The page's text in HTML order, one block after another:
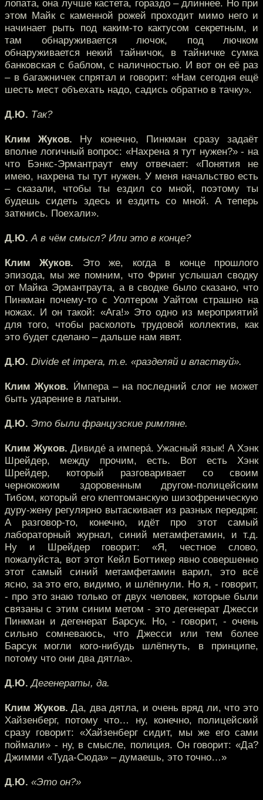
лопата, она лучше кастета, гораздо – длиннее. Но при
этом Майк с каменной рожей проходит мимо него и
начинает рыть под каким-то кактусом секретным, и
там обнаруживается лючок, под лючком
обнаруживается некий тайничок, в тайничке сумка
банковская с баблом, с наличностью. И вот он её раз
– в багажничек спрятал и говорит: «Нам сегодня ещё
шесть мест объехать надо, садись обратно в тачку».
Д.Ю. Так?
Клим Жуков. Ну конечно, Пинкман сразу задаёт
вполне логичный вопрос: «Нахрена я тут нужен?» - на
что Бэнкс-Эрмантраут ему отвечает: «Понятия не
имею, нахрена ты тут нужен. У меня начальство есть
– сказали, чтобы ты ездил со мной, поэтому ты
будешь сидеть здесь и ездить со мной. А теперь
заткнись. Поехали».
Д.Ю. А в чём смысл? Или это в конце?
Клим Жуков. Это же, когда в конце прошлого
эпизода, мы же помним, что Фринг услышал сводку
от Майка Эрмантраута, а в сводке было сказано, что
Пинкман почему-то с Уолтером Уайтом страшно на
ножах. И он такой: «Ага!» Это одно из мероприятий
для того, чтобы расколоть трудовой коллектив, как
это будет сделано – дальше нам явят.
Д.Ю. Divide et impera, т.е. «разделяй и властвуй».
Клим Жуков. И́мпера – на последний слог не может
быть ударение в латыни.
Д.Ю. Это были французские римляне.
Клим Жуков. Дивиде́ а импера́. Ужасный язык! А Хэнк
Шрейдер, между прочим, есть. Вот есть Хэнк
Шрейдер, который разговаривает со своим
чернокожим здоровенным другом-полицейским
Тибом, который его клептоманскую шизофреническую
дуру-жену регулярно вытаскивает из разных передряг.
А разговор-то, конечно, идёт про этот самый
лабораторный журнал, синий метамфетамин, и т.д.
Ну и Шрейдер говорит: «Я, честное слово,
пожалуйста, вот этот Кейл Боттикер явно совершенно
этот самый синий метамфетамин варил, это всё
ясно, за это его, видимо, и шлёпнули. Но я, - говорит,
- про это знаю только от двух человек, которые были
связаны с этим синим метом - это дегенерат Джесси
Пинкман и дегенерат Барсук. Но, - говорит, - очень
сильно сомневаюсь, что Джесси или тем более
Барсук могли кого-нибудь шлёпнуть, в принципе,
потому что они два дятла».
Д.Ю. Дегенераты, да.
Клим Жуков. Да, два дятла, и очень вряд ли, что это
Хайзенберг, потому что… ну, конечно, полицейский
сразу говорит: «Хайзенберг сидит, мы же его сами
поймали» - ну, в смысле, полиция. Он говорит: «Да?
Джимми «Туда-Сюда» – думаешь, это точно…»
Д.Ю. «Это он?»